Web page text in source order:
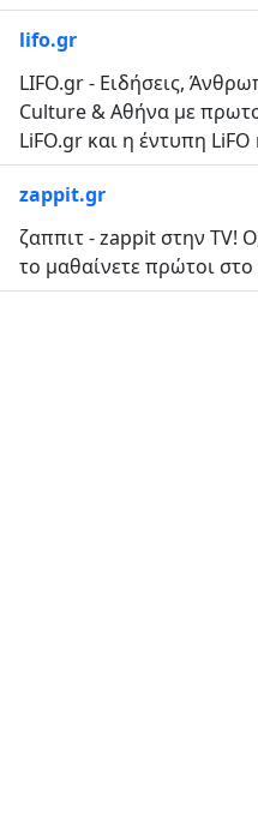
lifo.gr
LIFO.gr - Ειδήσεις,
Culture & Αθήνα με
LiFO.gr και η έντυπη LiFO
zappit.gr
ζαππιτ - zappit στην ΤV!
το μαθαίνετε πρώτοι